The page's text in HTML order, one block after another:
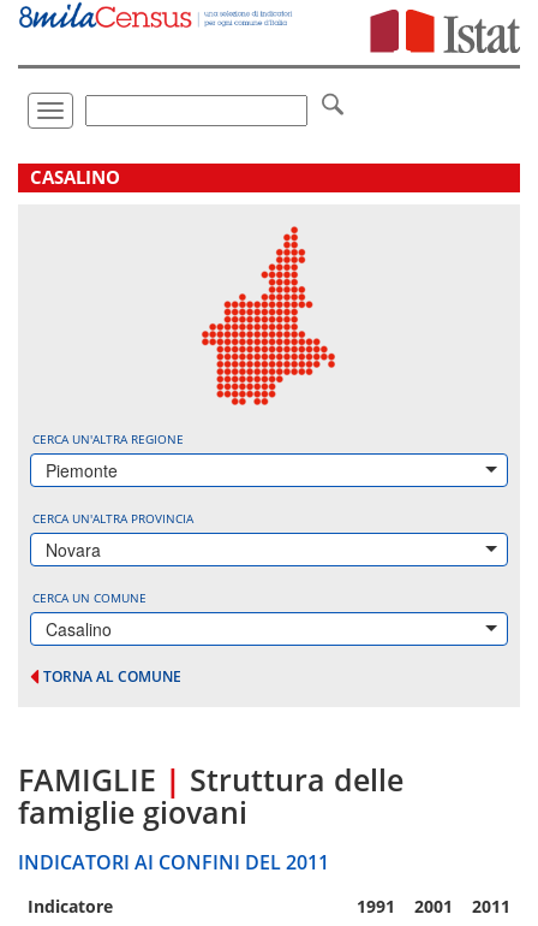
Vai
direttamente
Toggle
navigation
.
CASALINO
CERCA UN'ALTRA REGIONE
Piemonte
CERCA UN'ALTRA PROVINCIA
Novara
CERCA UN COMUNE
Casalino
TORNA AL COMUNE
FAMIGLIE | Struttura delle
famiglie giovani
INDICATORI AI CONFINI DEL 2011
Indicatore 1991 2001 2011